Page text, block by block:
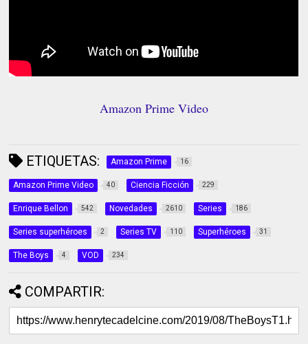
Amazon Prime Video
ETIQUETAS: Amazon Prime 16
Amazon Prime Video 40 Ciencia Ficción 229
Enrique Bellon 542 Novedades 2610 Series 186
Series superhéroes 2 Series TV 110 Superhéroes 31
The Boys 4 VOD 234
COMPARTIR: